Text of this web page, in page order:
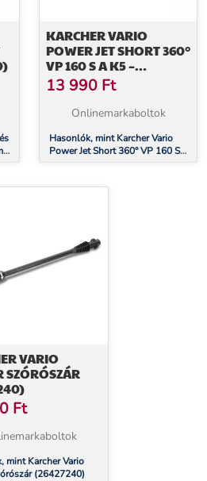
KARCHER VARIO
POWER JET SHORT 360°
VP 160 S A K5 –
K7KATEGÓRIÁKHOZ
(26432540)
13 990 Ft
Onlinemarkaboltok
Hasonlók, mint Karcher Vario
Power Jet Short 360° VP 160 S a
K5 – K7kategóriákhoz
VARIO
SZÓRÓSZÁR
Ft
mint Karcher Vario
(26427240)